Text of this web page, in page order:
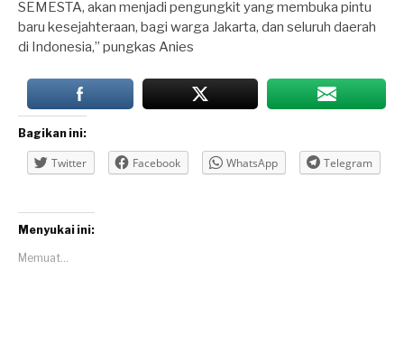
SEMESTA, akan menjadi pengungkit yang membuka pintu
baru kesejahteraan, bagi warga Jakarta, dan seluruh daerah
di Indonesia,” pungkas Anies
Bagikan ini:
Twitter Facebook WhatsApp Telegram
Menyukai ini:
Memuat...